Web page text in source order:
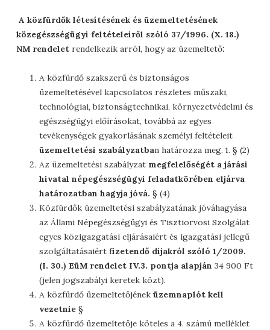
A közfürdők létesítésének és üzemeltetésének
közegészségügyi feltételeiről szóló 37/1996. (X. 18.)
NM rendelet rendelkezik arról, hogy az üzemeltető:
A közfürdő szakszerű és biztonságos
üzemeltetésével kapcsolatos részletes műszaki,
technológiai, biztonságtechnikai, környezetvédelmi és
egészségügyi előírásokat, továbbá az egyes
tevékenységek gyakorlásának személyi feltételeit
üzemeltetési szabályzatban határozza meg. 1. § (2)
Az üzemeltetési szabályzat megfelelőségét a járási
hivatal népegészségügyi feladatkörében eljárva
határozatban hagyja jóvá.§ (4)
Közfürdők üzemeltetési szabályzatának jóváhagyása
az Állami Népegészségügyi és Tisztiorvosi Szolgálat
egyes közigazgatási eljárásaiért és igazgatási jellegű
szolgáltatásaiért fizetendő díjakról szóló 1/2009.
(I. 30.) EüM rendelet IV.3. pontja alapján 34 900 Ft
(jelen jogszabályi keretek közt).
A közfürdő üzemeltetőjéneküzemnaplót kell
vezetnie §
A közfürdő üzemeltetője köteles a 4. számú melléklet